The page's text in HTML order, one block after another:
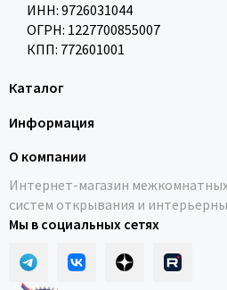
ИНН: 9726031044
ОГРН: 1227700855007
КПП: 772601001
Каталог
Информация
О компании
Интернет-магазин
систем открывания и
Мы в социальных сетях